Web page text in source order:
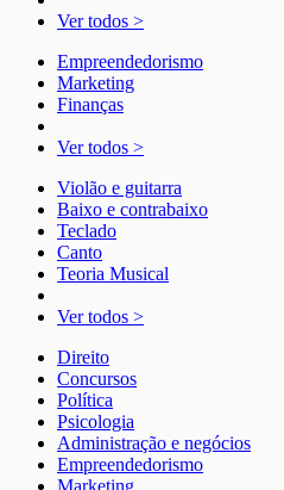
Ver todos >
Empreendedorismo
Marketing
Finanças
Ver todos >
Violão e guitarra
Baixo e contrabaixo
Teclado
Canto
Teoria Musical
Ver todos >
Direito
Concursos
Política
Psicologia
Administração e negócios
Empreendedorismo
Marketing